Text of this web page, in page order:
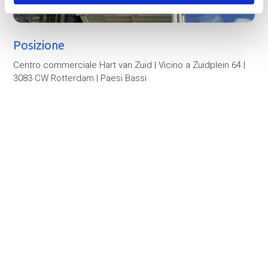
Posizione
Centro commerciale Hart van Zuid | Vicino a Zuidplein 64 |
3083 CW Rotterdam | Paesi Bassi